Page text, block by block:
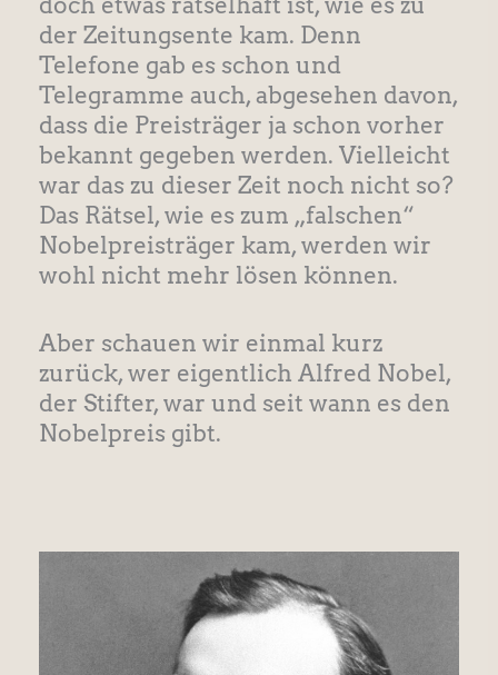
der Zeitungsente kam. Denn
Telefone gab es schon und
Telegramme auch, abgesehen davon,
dass die Preisträger ja schon vorher
bekannt gegeben werden. Vielleicht
war das zu dieser Zeit noch nicht so?
Das Rätsel, wie es zum „falschen“
Nobelpreisträger kam, werden wir
wohl nicht mehr lösen können.
Aber schauen wir einmal kurz
zurück, wer eigentlich Alfred Nobel,
der Stifter, war und seit wann es den
Nobelpreis gibt.